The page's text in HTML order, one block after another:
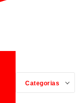
Categorias